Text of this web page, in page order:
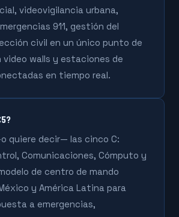
videovigilancia urbana,
911, gestión del
civil en un único punto de
video walls y estaciones de
en tiempo real.
quiere decir— las cinco C:
Comunicaciones, Cómputo y
de centro de mando
y América Latina para
a emergencias,